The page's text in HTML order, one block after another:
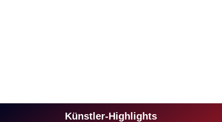
Künstler-Highlights